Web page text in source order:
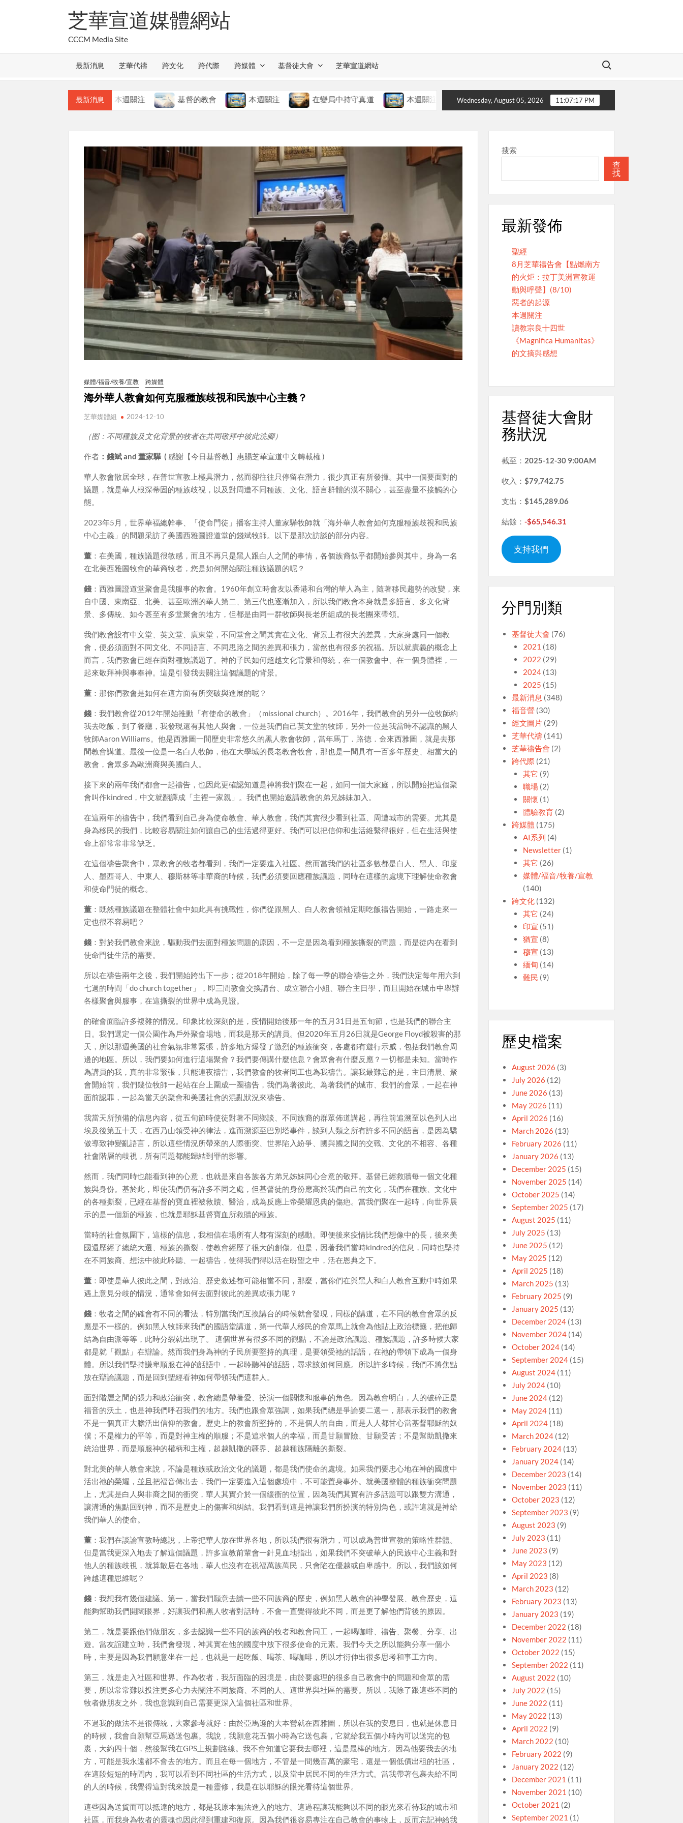
芝華宣道媒體網站
CCCM Media Site
最新消息 芝華代禱 跨文化 跨代際 跨媒體 基督徒大會 芝華宣道網站
Search for:
最新消息
本週關注 基督的教會 本週關注 在變局中持守真道 本週關注 慈愛的神 本週關注 聖經
Wednesday, August 05, 2026 11:07:18 PM
媒體/福音/牧養/宣教 跨媒體
海外華人教會如何克服種族歧視和民族中心主義？
芝華媒體組 2024-12-10
（图：不同種族及文化背景的牧者在共同敬拜中彼此洗腳）
作者 ：錢斌 and 董家驊 ( 感謝【今日基督教】惠賜芝華宣道中文轉載權 )
華人教會散居全球，在普世宣教上極具潛力，然而卻往往只停留在潛力，很少真正有所發揮。其中一個要面對的
議題，就是華人根深蒂固的種族歧視，以及對周遭不同種族、文化、語言群體的漠不關心，甚至盡量不接觸的心
態。
2023年5月，世界華福總幹事、「使命門徒」播客主持人董家驊牧師就「海外華人教會如何克服種族歧視和民族
中心主義」的問題采訪了美國西雅圖證道堂的錢斌牧師。以下是那次訪談的部分内容。
董 ：在美國，種族議題很敏感，而且不再只是黑人跟白人之間的事情，各個族裔似乎都開始參與其中。身為一名
在北美西雅圖牧會的華裔牧者，您是如何開始關注種族議題的呢？
錢 ：西雅圖證道堂聚會是我服事的教會。1960年創立時會友以香港和台灣的華人為主，隨著移民趨勢的改變，來
自中國、東南亞、北美、甚至歐洲的華人第二、第三代也逐漸加入，所以我們教會本身就是多語言、多文化背
景、多傳統、如今甚至有多堂聚會的地方，但都是由同一群牧師與長老所組成的長老團來帶領。
我們教會設有中文堂、英文堂、廣東堂，不同堂會之間其實在文化、背景上有很大的差異，大家身處同一個教
會，便必須面對不同文化、不同語言、不同思路之間的差異和張力，當然也有很多的祝福。所以就廣義的概念上
而言，我們教會已經在面對種族議題了。神的子民如何超越文化背景和傳統，在一個教會中、在一個身體裡，一
起來敬拜神與事奉神。這是引發我去關注這個議題的背景。
董 ：那你們教會是如何在這方面有所突破與進展的呢？
錢 ：我們教會從2012年開始推動「有使命的教會」（missional church）。2016年，我們教會的另外一位牧師約
我去吃飯，到了餐廳，我發現還有其他人與會，一位是我們自己英文堂的牧師，另外一位是我當時不認識的黑人
牧師Aaron Williams。他是西雅圖一間歷史非常悠久的黑人教會牧師，當年馬丁．路德．金來西雅圖，就是去那
間教會講道。最後一位是一名白人牧師，他在大學城的長老教會牧會，那也是一間具有一百多年歷史、相當大的
教會，會眾多為歐洲裔與美國白人。
接下來的兩年我們都會一起禱告，也因此更確認知道是神將我們聚在一起，如同一個大家庭，所以開始把這個聚
會叫作kindred，中文就翻譯成「主裡一家親」。我們也開始邀請教會的弟兄姊妹加入。
在這兩年的禱告中，我們看到自己身為使命教會、華人教會，我們其實很少看到社區、周遭城市的需要。尤其是
身為移民的我們，比較容易關注如何讓自己的生活過得更好。我們可以把信仰和生活維繫得很好，但在生活與使
命上卻常常非常缺乏。
在這個禱告聚會中，眾教會的牧者都看到，我們一定要進入社區。然而當我們的社區多數都是白人、黑人、印度
人、墨西哥人、中東人、穆斯林等非華裔的時候，我們必須要回應種族議題，同時在這樣的處境下理解使命教會
和使命門徒的概念。
董 ：既然種族議題在整體社會中如此具有挑戰性，你們從跟黑人、白人教會領袖定期吃飯禱告開始，一路走來一
定也很不容易吧？
錢 ：對於我們教會來說，驅動我們去面對種族問題的原因，不一定是因為看到種族撕裂的問題，而是從內在看到
使命門徒生活的需要。
所以在禱告兩年之後，我們開始跨出下一步；從2018年開始，除了每一季的聯合禱告之外，我們決定每年用六到
七週的時間「do church together」，即三間教會交換講台、成立聯合小組、聯合主日學，而且開始在城市中舉辦
各樣聚會與服事，在這撕裂的世界中成為見證。
的確會面臨許多複雜的情況。印象比較深刻的是，疫情開始後那一年的五月31日是五旬節，也是我們的聯合主
日。我們選定一個公園作為戶外聚會場地，而我是那天的講員。但2020年五月26日就是George Floyd被殺害的那
天，所以那週美國的社會氣氛非常緊張，許多地方爆發了激烈的種族衝突，各處都有遊行示威，包括我們教會周
邊的地區。所以，我們要如何進行這場聚會？我們要傳講什麼信息？會眾會有什麼反應？一切都是未知。當時作
為講員的我，真的非常緊張，只能連夜禱告，我們教會的牧者同工也為我禱告。讓我最難忘的是，主日清晨、聚
會開始前，我們幾位牧師一起站在台上圍成一圈禱告，我們為著彼此、為著我們的城市、我們的會眾，一起在神
面前認罪，一起為當天的聚會和美國社會的混亂狀況來禱告。
我當天所預備的信息內容，從五旬節時使徒對著不同鄉談、不同族裔的群眾佈道講起，再往前追溯至以色列人出
埃及後第五十天，在西乃山領受神的律法，進而溯源至巴別塔事件，談到人類之所有許多不同的語言，是因為驕
傲導致神變亂語言，所以這些情況所帶來的人際衝突、世界陷入紛爭、國與國之間的交戰、文化的不相容、各種
社會階層的歧視，所有問題都能歸結到罪的影響。
然而，我們同時也能看到神的心意，也就是來自各族各方弟兄姊妹同心合意的敬拜。基督已經救贖每一個文化種
族與身份。基於此，即使我們仍有許多不同之處，但基督徒的身份應高於我們自己的文化，我們在種族、文化中
的各種撕裂，已經在基督的寶血裡被救贖、醫治，成為反應上帝榮耀恩典的傷疤。當我們聚在一起時，向世界展
示的是一個新的種族，也就是耶穌基督寶血所救贖的種族。
當時的社會氛圍下，這樣的信息，我相信在場所有人都有深刻的感動。即便後來疫情比我們想像中的長，後來美
國還歷經了總統大選、種族的撕裂，使教會經歷了很大的創傷。但是，因著我們當時kindred的信息，同時也堅持
在不同族裔、想法中彼此聆聽、一起禱告，使得我們得以活在盼望之中，活在恩典之下。
董 ：即使是華人彼此之間，對政治、歷史敘述都可能相當不同，那麼，當你們在與黑人和白人教會互動中時如果
遇上意見分歧的情況，通常會如何去面對彼此的差異或張力呢？
錢 ：牧者之間的確會有不同的看法，特別當我們互換講台的時候就會發現，同樣的講道，在不同的教會會眾的反
應是不一樣的。例如黑人牧師來我們的國語堂講道，第一代華人移民的會眾馬上就會為他貼上政治標籤，把他歸
結為自由派等等，此時分裂就出現了。 這個世界有很多不同的觀點，不論是政治議題、種族議題，許多時候大家
都是就「觀點」在辯論。然而我們身為神的子民所要堅持的真理，是要領受祂的話語，在祂的帶領下成為一個身
體。所以我們堅持謙卑順服在神的話語中，一起聆聽神的話語，尋求該如何回應。所以許多時候，我們不將焦點
放在辯論議題，而是回到聖經看神如何帶領我們這群人。
面對階層之間的張力和政治衝突，教會總是帶著愛、扮演一個關懷和服事的角色。因為教會明白，人的破碎正是
福音的沃土，也是神我們呼召我們的地方。我們也跟會眾強調，如果我們總是爭論要二選一，那表示我們的教會
不是一個真正大膽活出信仰的教會。歷史上的教會所堅持的，不是個人的自由，而是人人都甘心當基督耶穌的奴
僕；不是權力的平等，而是對神主權的順服；不是追求個人的幸福，而是甘願冒險、甘願受苦；不是幫助凱撒來
統治世界，而是順服神的權柄和主權，超越凱撒的疆界、超越種族隔離的撕裂。
對北美的華人教會來說，不論是種族或政治文化的議題，都是我們使命的處境。如果我們要忠心地在神的國度中
活出祂的榮耀，並且把福音傳出去，我們一定要進入這個處境中，不可能置身事外。就美國整體的種族衝突問題
上，尤其是白人與非裔之間的衝突，華人其實介於一個緩衝的位置，因為我們其實有許多話題可以跟雙方溝通，
讓溝通的焦點回到神，而不是歷史上的傷害和糾結。我們看到這是神讓我們所扮演的特別角色，或許這就是神給
我們華人的使命。
董 ：我們在談論宣教時總說，上帝把華人放在世界各地，所以我們很有潛力，可以成為普世宣教的策略性群體。
但是當我更深入地去了解這個議題，許多宣教前輩會一針見血地指出，如果我們不突破華人的民族中心主義和對
他人的種族歧視，就算散居在各地，華人也沒有在祝福萬族萬民，只會陷在優越或自卑感中。所以，我們該如何
跨越這種思維呢？
錢 ：我想我有幾個建議。第一，當我們願意去讀一些不同族裔的歷史，例如黑人教會的神學發展、教會歷史，這
能夠幫助我們開闊眼界，好讓我們和黑人牧者對話時，不會一直覺得彼此不同，而是更了解他們背後的原因。
第二，就是要跟他們做朋友，多去認識一些不同的族裔的牧者和教會同工，一起喝咖啡、禱告、聚餐、分享、出
遊。當友誼建立時，我們會發現，神其實在他的國度中放下很多使命的元素。我們今天之所以能夠分享一個小
時，主要是因為我們願意坐在一起，也就是一起吃飯、喝茶、喝咖啡，所以才衍伸出很多思考和事工方向。
第三，就是走入社區和世界。作為牧者，我所面臨的困境是，由於要處理的很多自己教會中的問題和會眾的需
要，所以常常難以投注更多心力去關注不同族裔、不同的人、這世界與社區的需要。所以，我除了跟這些不同的
牧者做朋友之外，我也意識到自己需要更深入這個社區和世界。
不過我的做法不是很傳統，大家參考就好：由於亞馬遜的大本營就在西雅圖，所以在我的安息日，也就是休息日
的時候，我會自願幫亞馬遜送包裹。我說，我願意花五個小時為它送包裹，它就給我五個小時內可以送完的包
裹，大約四十個，然後幫我在GPS上規劃路線。我不會知道它要我去哪裡，這是最棒的地方。因為他要我去的地
方，可能是我永遠都不會去的地方。而且在每一個地方，不管是一間幾百萬的豪宅，還是一個低價出租的社區，
在這段短短的時間內，我可以看到不同社區的生活方式，以及當中居民不同的生活方式。當我帶著包裹去給不同
的人的時候，我覺得這對我來說是一種靈修，我是在以耶穌的眼光看待這個世界。
這些因為送貨而可以抵達的地方，都是我原本無法進入的地方。這過程讓我能夠以不同的眼光來看待我的城市和
社區，而我身為牧者的靈魂也因此得到重建和復原。因為我們很容易專注在自己教會的事物上，反而忘記神給我
搜索
查
找
最新發佈
聖經
8月芝華禱告會【點燃南方
的火炬：拉丁美洲宣教運
動與呼聲】(8/10)
惡者的起源
本週關注
讀教宗良十四世
《Magnifica Humanitas》
的文摘與感想
基督徒大會財
務狀況
截至： 2025-12-30 9:00AM
收入： $79,742.75
支出： $145,289.06
結餘： -$65,546.31
支持我們
分門別類
基督徒大會 (76)
2021 (18)
2022 (29)
2024 (13)
2025 (15)
最新消息 (348)
福音營(30)
經文圖片(29)
芝華代禱(141)
芝華禱告會 (2)
跨代際(21)
其它 (9)
職場 (2)
關懷 (1)
體驗教育 (2)
跨媒體 (175)
AI系列 (4)
Newsletter (1)
其它 (26)
媒體/福音/牧養/宣教
(140)
跨文化 (132)
其它 (24)
印宣 (51)
猶宣 (8)
穆宣 (13)
緬甸 (14)
難民 (9)
歷史檔案
August 2026 (3)
July 2026 (12)
June 2026 (13)
May 2026 (11)
April 2026 (16)
March 2026 (13)
February 2026 (11)
January 2026 (13)
December 2025 (15)
November 2025 (14)
October 2025 (14)
September 2025 (17)
August 2025 (11)
July 2025 (13)
June 2025 (12)
May 2025 (12)
April 2025 (18)
March 2025 (13)
February 2025 (9)
January 2025 (13)
December 2024(13)
November 2024(14)
October 2024(14)
September 2024(15)
August 2024(11)
July 2024(10)
June 2024(12)
May 2024(11)
April 2024(18)
March 2024(12)
February 2024(13)
January 2024(14)
December 2023 (14)
November 2023 (11)
October 2023 (12)
September 2023 (9)
August 2023 (9)
July 2023 (11)
June 2023 (9)
May 2023 (12)
April 2023 (8)
March 2023 (12)
February 2023 (13)
January 2023 (19)
December 2022 (18)
November 2022 (11)
October 2022 (15)
September 2022 (11)
August 2022 (10)
July 2022 (15)
June 2022 (11)
May 2022 (13)
April 2022 (9)
March 2022 (10)
February 2022 (9)
January 2022 (12)
December 2021 (11)
November 2021 (10)
October 2021 (2)
September 2021 (1)